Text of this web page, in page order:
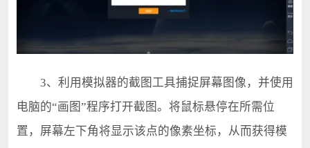
3、利用模拟器的截图工具捕捉屏幕图像，并使用
电脑的“画图”程序打开截图。将鼠标悬停在所需位
置，屏幕左下角将显示该点的像素坐标，从而获得模